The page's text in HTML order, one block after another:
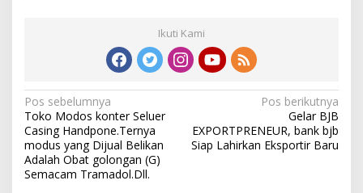
Ikuti Kami
N
a
v
i
Pos sebelumnya
Toko Modos konter Seluer
Casing Handpone.Ternya
modus yang Dijual Belikan
Adalah Obat golongan (G)
Semacam Tramadol.Dll.
Pos berikutnya
Gelar BJB
EXPORTPRENEUR, bank bjb
Siap Lahirkan Eksportir Baru